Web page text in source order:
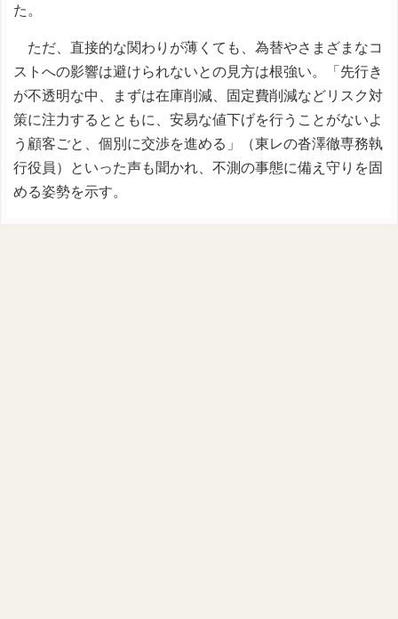
た。
ただ、直接的な関わりが薄くても、為替やさまざまなコ
ストへの影響は避けられないとの見方は根強い。「先行き
が不透明な中、まずは在庫削減、固定費削減などリスク対
策に注力するとともに、安易な値下げを行うことがないよ
う顧客ごと、個別に交渉を進める」（東レの沓澤徹専務執
行役員）といった声も聞かれ、不測の事態に備え守りを固
める姿勢を示す。